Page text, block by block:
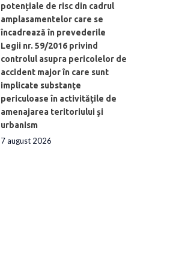
potențiale de risc din cadrul
amplasamentelor care se
încadrează în prevederile
Legii nr. 59/2016 privind
controlul asupra pericolelor de
accident major în care sunt
implicate substanţe
periculoase în activităţile de
amenajarea teritoriului şi
urbanism
7 august 2026